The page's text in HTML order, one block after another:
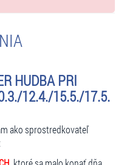
HUDBA PRI
12.4./15.5./17.5.
ako sprostredkovateľ